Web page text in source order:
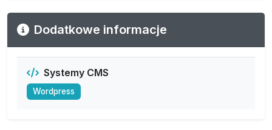
Dodatkowe informacje
Systemy CMS
Wordpress